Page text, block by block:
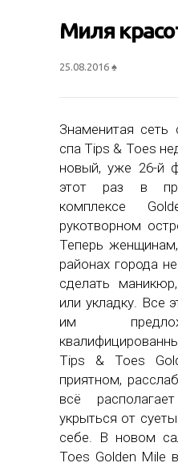
Миля
25.08.2016 ♠
Знаменитая сеть
спа Tips & Toes
новый, уже 26-й
этот раз в
комплексе
рукотворном
Теперь
районах города
сделать
или укладку. Все
им
Tips & Toes
приятном,
всё
укрыться от
себе. В новом
Toes Golden Mile